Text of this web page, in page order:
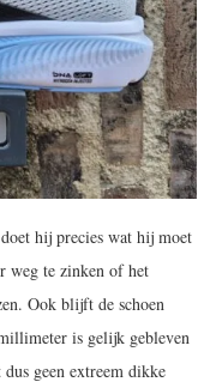
hij precies wat hij moet
weg te zinken of het
Ook blijft de schoen
is gelijk gebleven
geen extreem dikke